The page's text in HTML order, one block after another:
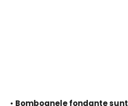
• Bomboanele fondante